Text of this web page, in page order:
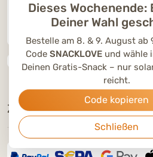
ZAHLUNGSOPTIONEN
Dieses Wochenende:
Deiner Wahl
Bestelle am 8. & 9. August
Code SNACKLOVE und wähle
Deinen Gratis-Snack – nur
reicht.
Code kopieren
Schließen